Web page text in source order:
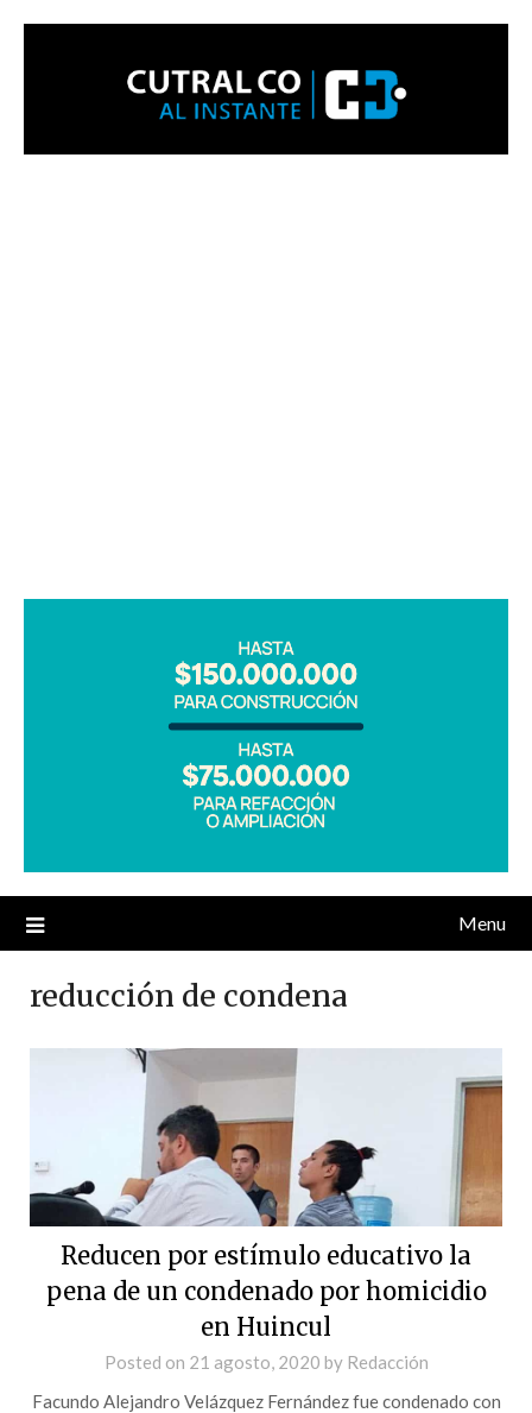
Menu
reducción de condena
Reducen por estímulo educativo la
pena de un condenado por homicidio
en Huincul
Posted on 21 agosto, 2020 by Redacción
Facundo Alejandro Velázquez Fernández fue condenado con